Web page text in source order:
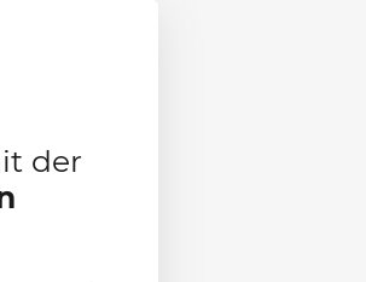
der